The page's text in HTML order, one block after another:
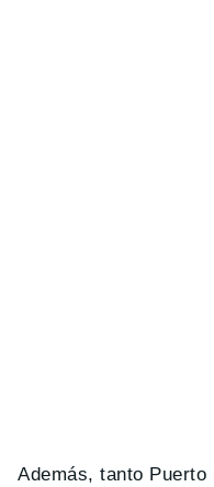
Además, tanto